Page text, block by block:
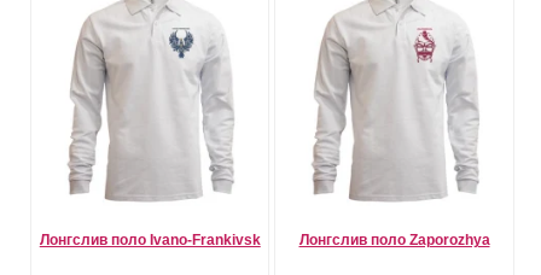
Лонгслив поло Ivano-Frankivsk Лонгслив поло Zaporozhya